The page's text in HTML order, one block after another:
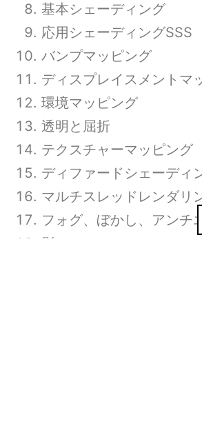
基本シェーディング
応用シェーディングSSS
バンプマッピング
ディスプレイスメントマ
環境マッピング
透明と屈折
テクスチャーマッピング
ディファードシェーディ
マルチスレッドレンダリ
フォグ、ぼかし、アンチ
影